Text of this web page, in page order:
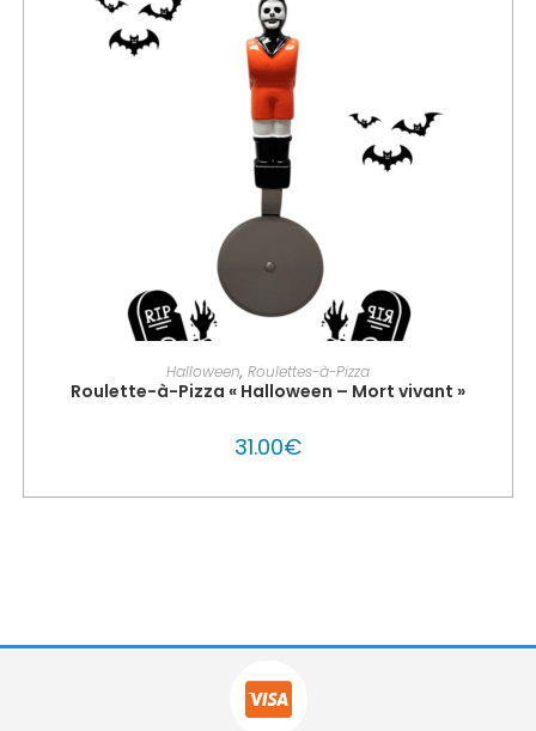
PERSONNALISER MON GLOUTON
Halloween, Roulettes-à-Pizza
Roulette-à-Pizza « Halloween – Mort vivant »
31.00€